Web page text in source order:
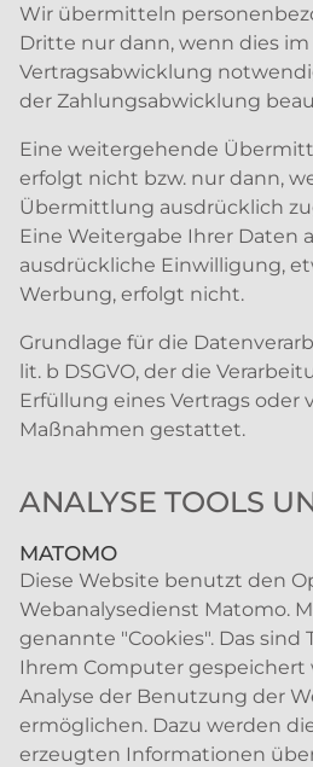
Wir übermitteln
Dritte nur dann, wenn dies
Vertragsabwicklung
der Zahlungsabwicklung
Eine weitergehende
erfolgt nicht bzw. nur dann,
Übermittlung ausdrücklich
Eine Weitergabe Ihrer Daten
ausdrückliche Einwilligung,
Werbung, erfolgt nicht.
Grundlage für die
lit. b DSGVO, der die
Erfüllung eines Vertrags oder
Maßnahmen gestattet.
ANALYSE TOOLS
MATOMO
Diese Website benutzt den
Webanalysedienst Matomo.
genannte "Cookies". Das sind
Ihrem Computer gespeichert
Analyse der Benutzung der
ermöglichen. Dazu werden
erzeugten Informationen